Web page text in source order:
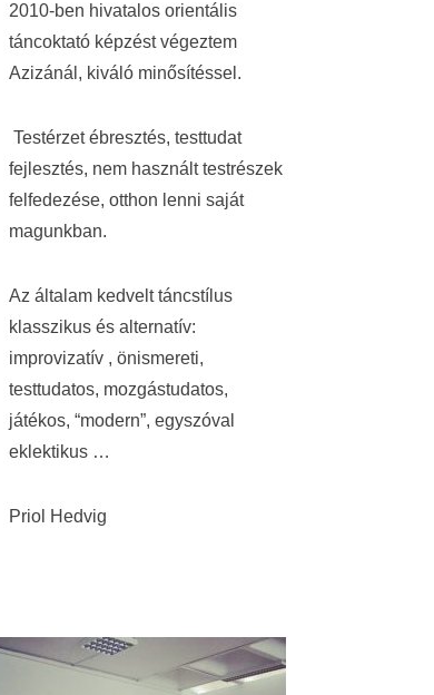
2010-ben hivatalos orientális
táncoktató képzést végeztem
Azizánál, kiváló minősítéssel.
Testérzet ébresztés, testtudat
fejlesztés, nem használt testrészek
felfedezése, otthon lenni saját
magunkban.
Az általam kedvelt táncstílus
klasszikus és alternatív:
improvizatív , önismereti,
testtudatos, mozgástudatos,
játékos, “modern”, egyszóval
eklektikus …
Priol Hedvig